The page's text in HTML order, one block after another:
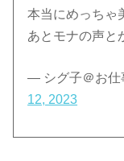
本当にめっちゃ
あとモナの声と
— シグ子＠お仕
12, 2023